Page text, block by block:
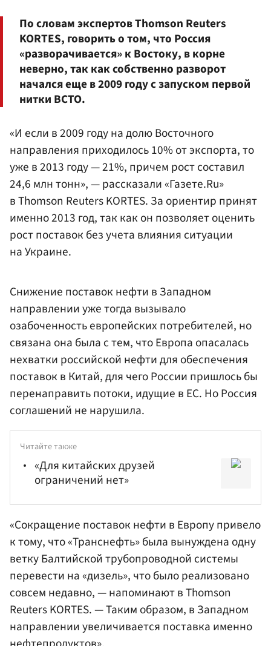
По словам экспертов Thomson Reuters
KORTES, говорить о том, что Россия
«разворачивается» к Востоку, в корне
неверно, так как собственно разворот
начался еще в 2009 году с запуском первой
нитки ВСТО.
«И если в 2009 году на долю Восточного
направления приходилось 10% от экспорта, то
уже в 2013 году — 21%, причем рост составил
24,6 млн тонн», — рассказали «Газете.Ru»
в Thomson Reuters KORTES. За ориентир принят
именно 2013 год, так как он позволяет оценить
рост поставок без учета влияния ситуации
на Украине.
Снижение поставок нефти в Западном
направлении уже тогда вызывало
озабоченность европейских потребителей, но
связана она была с тем, что Европа опасалась
нехватки российской нефти для обеспечения
поставок в Китай, для чего России пришлось бы
перенаправить потоки, идущие в ЕС. Но Россия
соглашений не нарушила.
Читайте также
«Для китайских друзей
ограничений нет»
«Сокращение поставок нефти в Европу привело
к тому, что «Транснефть» была вынуждена одну
ветку Балтийской трубопроводной системы
перевести на «дизель», что было реализовано
совсем недавно, — напоминают в Thomson
Reuters KORTES. — Таким образом, в Западном
направлении увеличивается поставка именно